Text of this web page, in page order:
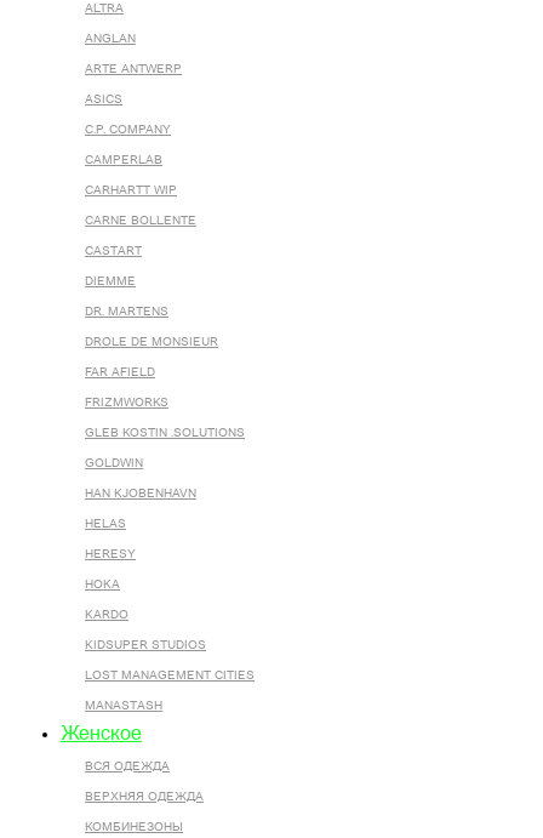
ALTRA
ANGLAN
ARTE ANTWERP
ASICS
C.P. COMPANY
CAMPERLAB
CARHARTT WIP
CARNE BOLLENTE
CASTART
DIEMME
DR. MARTENS
DROLE DE MONSIEUR
FAR AFIELD
FRIZMWORKS
GLEB KOSTIN .SOLUTIONS
GOLDWIN
HAN KJOBENHAVN
HELAS
HERESY
HOKA
KARDO
KIDSUPER STUDIOS
LOST MANAGEMENT CITIES
MANASTASH
Женское
ВСЯ ОДЕЖДА
ВЕРХНЯЯ ОДЕЖДА
КОМБИНЕЗОНЫ